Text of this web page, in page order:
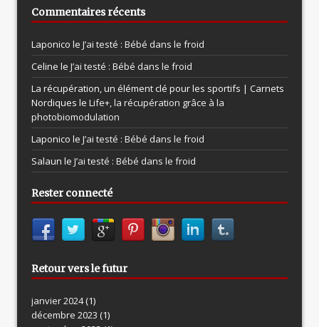
Commentaires récents
Laponico le J’ai testé : Bébé dans le froid
Celine le J’ai testé : Bébé dans le froid
La récupération, un élément clé pour les sportifs | Carnets
Nordiques le Life+, la récupération grâce à la
photobiomodulation
Laponico le J’ai testé : Bébé dans le froid
Salaun le J’ai testé : Bébé dans le froid
Rester connecté
Retour vers le futur
janvier 2024(1)
décembre 2023 (1)